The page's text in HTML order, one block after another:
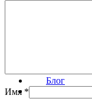
Блог
Имя *